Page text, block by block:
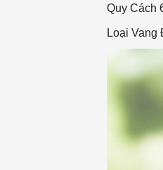
Quy Cách
Loại Vang